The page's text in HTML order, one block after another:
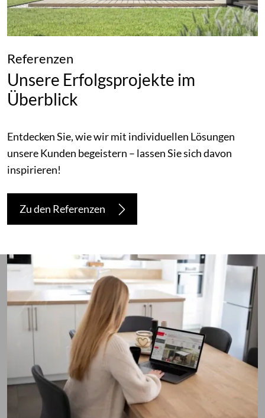
Referenzen
Unsere Erfolgsprojekte im
Überblick
Entdecken Sie, wie wir mit individuellen Lösungen
unsere Kunden begeistern – lassen Sie sich davon
inspirieren!
Zu den Referenzen